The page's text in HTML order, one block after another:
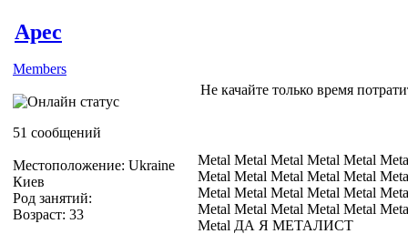
Apec
Members
51 сообщений
Местоположение: Ukraine
Киев
Род занятий:
Возраст: 33
Не качайте только время
Metal Metal Metal Metal Metal
Metal Metal Metal Metal Metal
Metal Metal Metal Metal Metal
Metal Metal Metal Metal Metal
Metal ДА Я МЕТАЛИСТ